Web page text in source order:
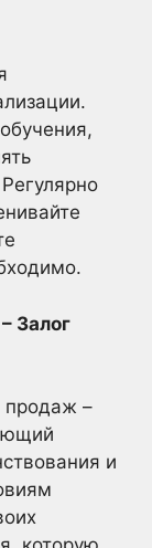
Залог
продаж –
и